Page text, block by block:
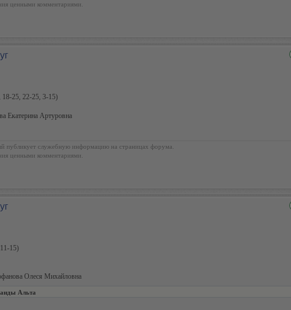
ценными комментариями.
18-25, 22-25, 3-15)
Екатерина Артуровна
публикует служебную информацию на страницах форума.
ценными комментариями.
15)
Олеся Михайловна
Альта